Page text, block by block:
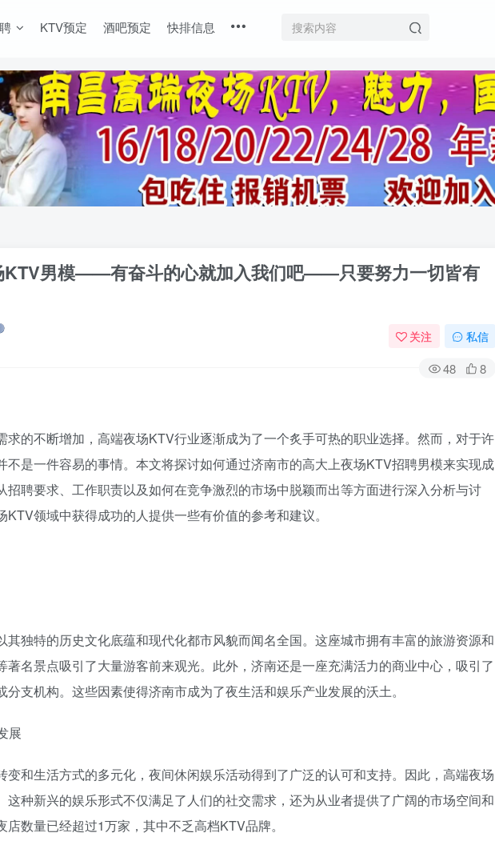
KTV预定 酒吧预定 快排信息
KTV男模——有奋斗的心就加入我们吧——只要努力一切皆有
关注 私信
48 8
求的不断增加，高端夜场KTV行业逐渐成为了一个炙手可热的职业选择。然而，对于许
不是一件容易的事情。本文将探讨如何通过济南市的高大上夜场KTV招聘男模来实现成
招聘要求、工作职责以及如何在竞争激烈的市场中脱颖而出等方面进行深入分析与讨
领域中获得成功的人提供一些有价值的参考和建议。
其独特的历史文化底蕴和现代化都市风貌而闻名全国。这座城市拥有丰富的旅游资源和
著名景点吸引了大量游客前来观光。此外，济南还是一座充满活力的商业中心，吸引了
支机构。这些因素使得济南市成为了夜生活和娱乐产业发展的沃土。
展
变和生活方式的多元化，夜间休闲娱乐活动得到了广泛的认可和支持。因此，高端夜场
这种新兴的娱乐形式不仅满足了人们的社交需求，还为从业者提供了广阔的市场空间和
数量已经超过1万家，其中不乏高档KTV品牌。